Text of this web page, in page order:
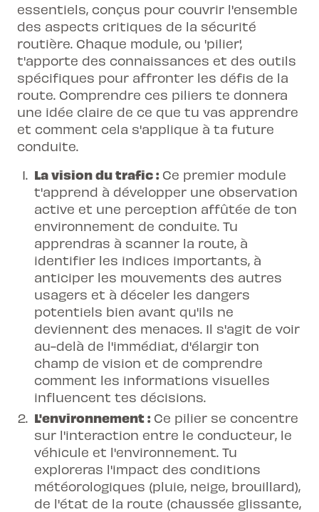
essentiels, conçus pour couvrir l'ensemble
des aspects critiques de la sécurité
routière. Chaque module, ou 'pilier',
t'apporte des connaissances et des outils
spécifiques pour affronter les défis de la
route. Comprendre ces piliers te donnera
une idée claire de ce que tu vas apprendre
et comment cela s'applique à ta future
conduite.
La vision du trafic : Ce premier module
t'apprend à développer une observation
active et une perception affûtée de ton
environnement de conduite. Tu
apprendras à scanner la route, à
identifier les indices importants, à
anticiper les mouvements des autres
usagers et à déceler les dangers
potentiels bien avant qu'ils ne
deviennent des menaces. Il s'agit de voir
au-delà de l'immédiat, d'élargir ton
champ de vision et de comprendre
comment les informations visuelles
influencent tes décisions.
L'environnement : Ce pilier se concentre
sur l'interaction entre le conducteur, le
véhicule et l'environnement. Tu
exploreras l'impact des conditions
météorologiques (pluie, neige, brouillard),
de l'état de la route (chaussée glissante,